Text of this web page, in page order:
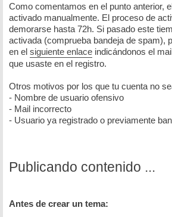
Como comentamos en el punto anterior,
activado manualmente. El proceso de
demorarse hasta 72h. Si pasado este
activada (comprueba bandeja de spam),
en el siguiente enlace indicándonos el
que usaste en el registro.
Otros motivos por los que tu cuenta no
- Nombre de usuario ofensivo
- Mail incorrecto
- Usuario ya registrado o previamente
Publicando contenido ...
Antes de crear un tema: